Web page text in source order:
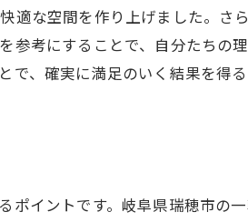
適な空間を作り上げました。さ
参考にすることで、自分たちの
で、確実に満足のいく結果を得
ポイントです。岐阜県瑞穂市の